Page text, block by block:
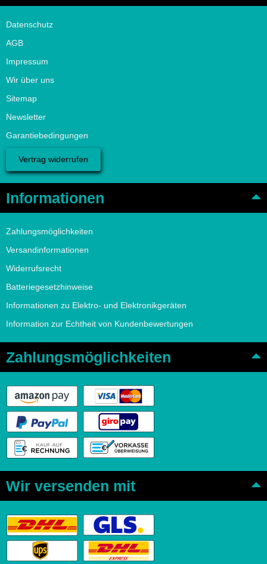
Datenschutz
AGB
Impressum
Wir über uns
Sitemap
Newsletter
Garantiebedingungen
Vertrag widerrufen
Informationen
Zahlungsmöglichkeiten
Versandinformationen
Widerrufsrecht
Batteriegesetzhinweise
Informationen zu Elektro- und Elektronikgeräten
Information zur Echtheit von Kundenbewertungen
Zahlungsmöglichkeiten
Wir versenden mit